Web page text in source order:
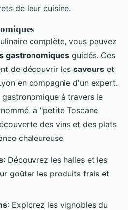
de leur cuisine.
complète, vous pouvez
gastronomiques guidés. Ces
de découvrir les saveurs et
en compagnie d'un expert.
à travers le
la "petite Toscane
des vins et des plats
chaleureuse.
: Découvrez les halles et les
goûter les produits frais et
: Explorez les vignobles du